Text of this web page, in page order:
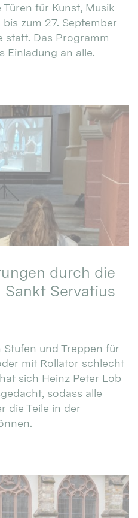
für Kunst, Musik
bis zum 27. September
statt. Das Programm
Einladung an alle.
durch die
Servatius
und Treppen für
mit Rollator schlecht
sich Heinz Peter Lob
sodass alle
die Teile in der